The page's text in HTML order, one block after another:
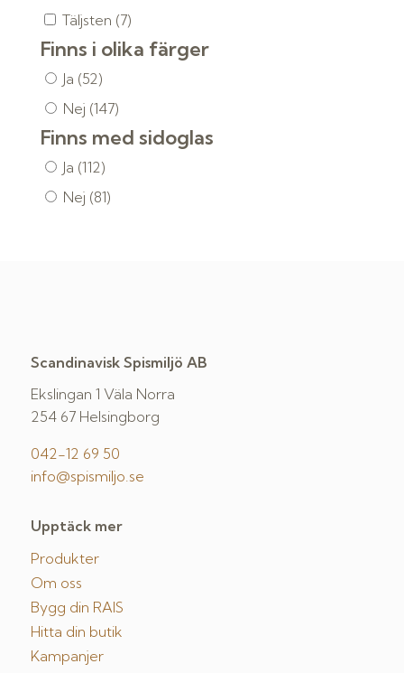
Täljsten (7)
Finns i olika färger
Ja (52)
Nej (147)
Finns med sidoglas
Ja (112)
Nej (81)
Scandinavisk Spismiljö AB
Ekslingan 1 Väla Norra
254 67 Helsingborg
042-12 69 50
info@spismiljo.se
Upptäck mer
Produkter
Om oss
Bygg din RAIS
Hitta din butik
Kampanjer